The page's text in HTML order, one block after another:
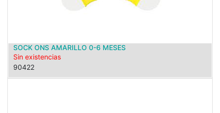
SOCK ONS AMARILLO 0-6 MESES
Sin existencias
90422